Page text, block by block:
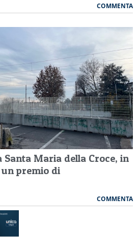
COMMENTA
Maria della Croce, in
premio di
COMMENTA